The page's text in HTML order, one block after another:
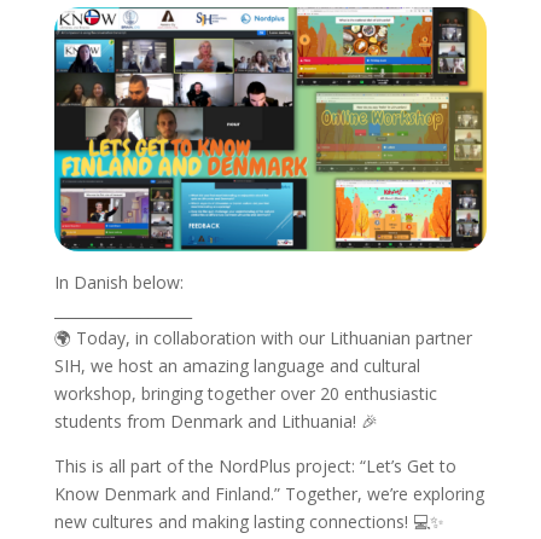
In Danish below:
🌍 Today, in collaboration with our Lithuanian partner
SIH, we host an amazing language and cultural
workshop, bringing together over 20 enthusiastic
students from Denmark and Lithuania! 🎉
This is all part of the NordPlus project: “Let’s Get to
Know Denmark and Finland.” Together, we’re exploring
new cultures and making lasting connections! 💻✨